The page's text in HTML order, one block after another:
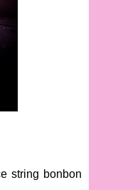
string bonbon